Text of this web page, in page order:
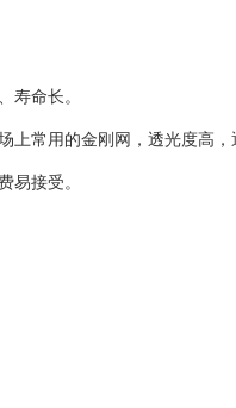
寿命长。
上常用的金刚网，透光度高
易接受。